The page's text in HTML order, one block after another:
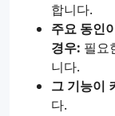
합니다.
주요 동인
경우: 필요
니다.
그 기능이
다.